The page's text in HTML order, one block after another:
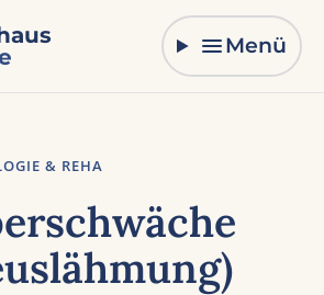
Menü
& REHA